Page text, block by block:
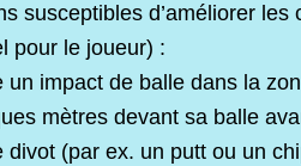
susceptibles d’améliorer
pour le joueur) :
un impact de balle dans la
mètres devant sa balle
divot (par ex. un putt ou un